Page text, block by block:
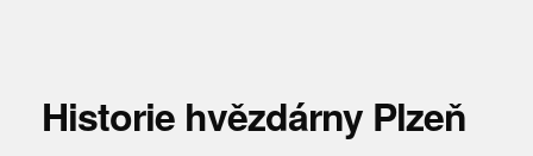
Historie hvězdárny Plzeň